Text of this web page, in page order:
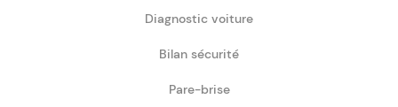
Diagnostic voiture
Bilan sécurité
Pare-brise